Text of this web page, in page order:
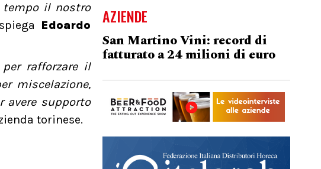
tempo il nostro
Edoardo
rafforzare il
miscelazione,
avere supporto
torinese.
AZIENDE
San Martino Vini: record di
fatturato a 24 milioni di euro